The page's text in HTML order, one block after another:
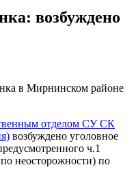
возбуждено
в Мирнинском районе
отделом СУ СК
возбуждено уголовное
ч.1
неосторожности) по